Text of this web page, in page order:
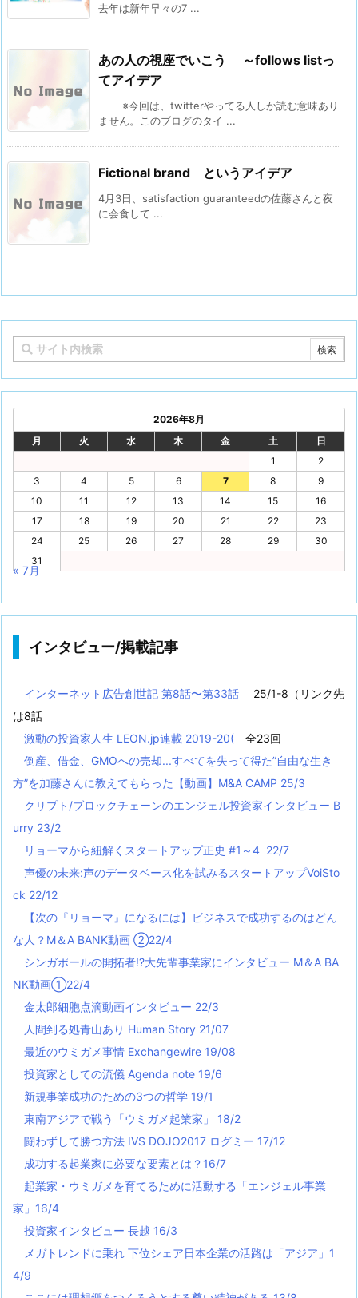
去年は新年早々の7 ...
あの人の視座でいこう ～follows listっ
てアイデア
※今回は、twitterやってる人しか読む意味あり
ません。このブログのタイ ...
Fictional brand というアイデア
4月3日、satisfaction guaranteedの佐藤さんと夜
に会食して ...
2026年8月
月
火 水 木 金 土
日
1
2
3
4 5 6 7 8
9
10
11 12 13 14 15
16
17
18 19 20 21 22
23
24
25 26 27 28 29
30
31
« 7月
インタビュー/掲載記事
インターネット広告創世記 第8話〜第33話
25/1-8（リンク先
は8話
激動の投資家人生 LEON.jp連載 2019-20(
全23回
倒産、借金、GMOへの売却...すべてを失って得た”自由な生き
方”を加藤さんに教えてもらった【動画】M&A CAMP 25/3
クリプト/ブロックチェーンのエンジェル投資家インタビュー B
urry 23/2
リョーマから紐解くスタートアップ正史 #1～4 22/7
声優の未来:声のデータベース化を試みるスタートアップVoiSto
ck 22/12
【次の『リョーマ』になるには】ビジネスで成功するのはどん
な人？M＆A BANK動画 ②22/4
シンガポールの開拓者!?大先輩事業家にインタビュー M＆A BA
NK動画①22/4
金太郎細胞点滴動画インタビュー 22/3
人間到る処青山あり Human Story 21/07
最近のウミガメ事情 Exchangewire 19/08
投資家としての流儀 Agenda note 19/6
新規事業成功のための3つの哲学 19/1
東南アジアで戦う「ウミガメ起業家」 18/2
闘わずして勝つ方法 IVS DOJO2017 ログミー 17/12
成功する起業家に必要な要素とは？16/7
起業家・ウミガメを育てるために活動する「エンジェル事業
家」16/4
投資家インタビュー 長越 16/3
メガトレンドに乗れ 下位シェア日本企業の活路は「アジア」1
4/9